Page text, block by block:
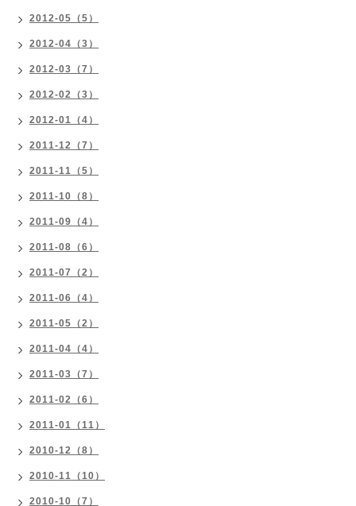
2012-05（5）
2012-04（3）
2012-03（7）
2012-02（3）
2012-01（4）
2011-12（7）
2011-11（5）
2011-10（8）
2011-09（4）
2011-08（6）
2011-07（2）
2011-06（4）
2011-05（2）
2011-04（4）
2011-03（7）
2011-02（6）
2011-01（11）
2010-12（8）
2010-11（10）
2010-10（7）